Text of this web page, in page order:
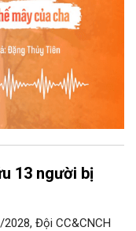
13 người bị
Đội CC&CNCH